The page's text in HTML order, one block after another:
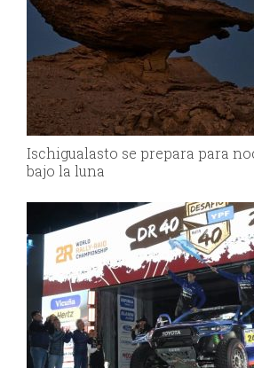
Ischigualasto se prepara para
bajo la luna